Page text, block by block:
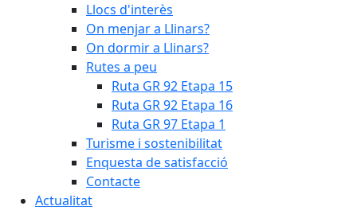
Llocs d'interès
On menjar a Llinars?
On dormir a Llinars?
Rutes a peu
Ruta GR 92 Etapa 15
Ruta GR 92 Etapa 16
Ruta GR 97 Etapa 1
Turisme i sostenibilitat
Enquesta de satisfacció
Contacte
Actualitat